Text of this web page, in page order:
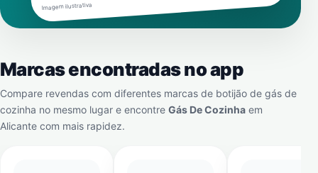
Imagem ilustrativa
Marcas encontradas no app
Compare revendas com diferentes marcas de botijão de gás de
cozinha no mesmo lugar e encontre Gás De Cozinha em
Alicante com mais rapidez.